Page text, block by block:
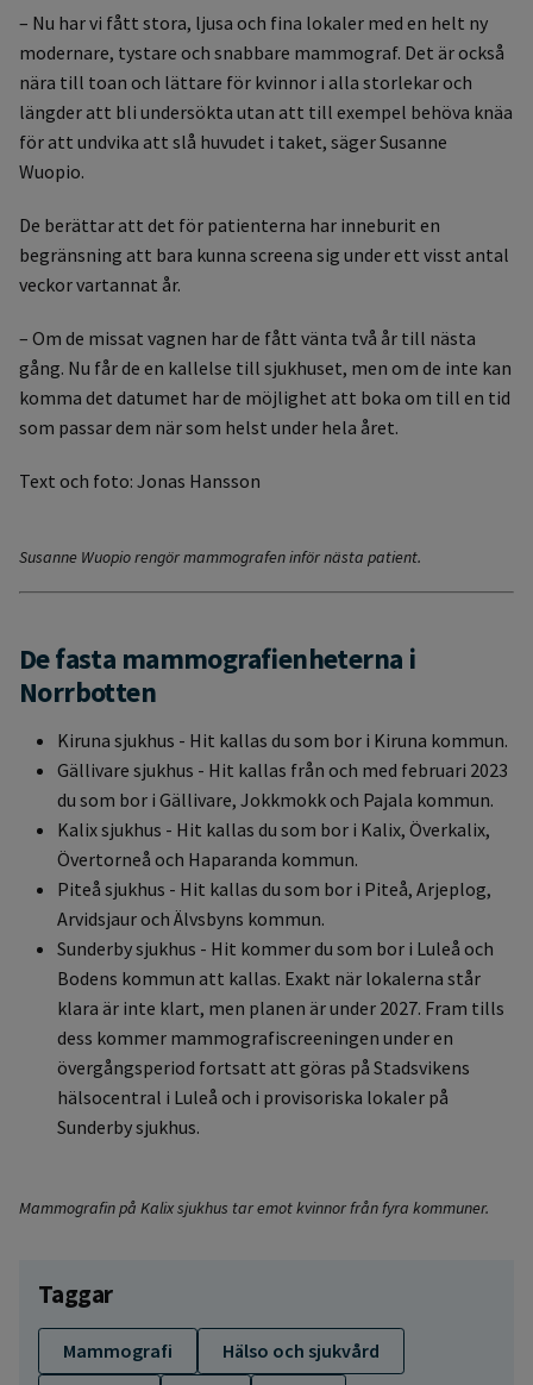
– Nu har vi fått stora, ljusa och fina lokaler med en helt ny
modernare, tystare och snabbare mammograf. Det är också
nära till toan och lättare för kvinnor i alla storlekar och
längder att bli undersökta utan att till exempel behöva knäa
för att undvika att slå huvudet i taket, säger Susanne
Wuopio.
De berättar att det för patienterna har inneburit en
begränsning att bara kunna screena sig under ett visst antal
veckor vartannat år.
– Om de missat vagnen har de fått vänta två år till nästa
gång. Nu får de en kallelse till sjukhuset, men om de inte kan
komma det datumet har de möjlighet att boka om till en tid
som passar dem när som helst under hela året.
Text och foto: Jonas Hansson
Susanne Wuopio rengör mammografen inför nästa patient.
De fasta mammografienheterna i
Norrbotten
Kiruna sjukhus - Hit kallas du som bor i Kiruna kommun.
Gällivare sjukhus - Hit kallas från och med februari 2023
du som bor i Gällivare, Jokkmokk och Pajala kommun.
Kalix sjukhus - Hit kallas du som bor i Kalix, Överkalix,
Övertorneå och Haparanda kommun.
Piteå sjukhus - Hit kallas du som bor i Piteå, Arjeplog,
Arvidsjaur och Älvsbyns kommun.
Sunderby sjukhus - Hit kommer du som bor i Luleå och
Bodens kommun att kallas. Exakt när lokalerna står
klara är inte klart, men planen är under 2027. Fram tills
dess kommer mammografiscreeningen under en
övergångsperiod fortsatt att göras på Stadsvikens
hälsocentral i Luleå och i provisoriska lokaler på
Sunderby sjukhus.
Mammografin på Kalix sjukhus tar emot kvinnor från fyra kommuner.
Taggar
Mammografi
Hälso och sjukvård